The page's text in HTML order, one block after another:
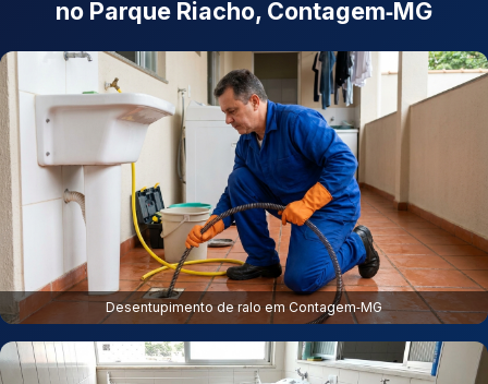
no Parque Riacho, Contagem‑MG
Desentupimento de ralo em Contagem‑MG